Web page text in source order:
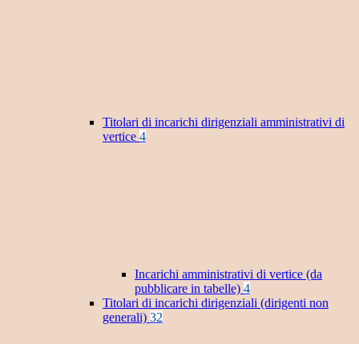
Titolari di incarichi dirigenziali amministrativi di
vertice 4
Incarichi amministrativi di vertice (da
pubblicare in tabelle) 4
Titolari di incarichi dirigenziali (dirigenti non
generali) 32